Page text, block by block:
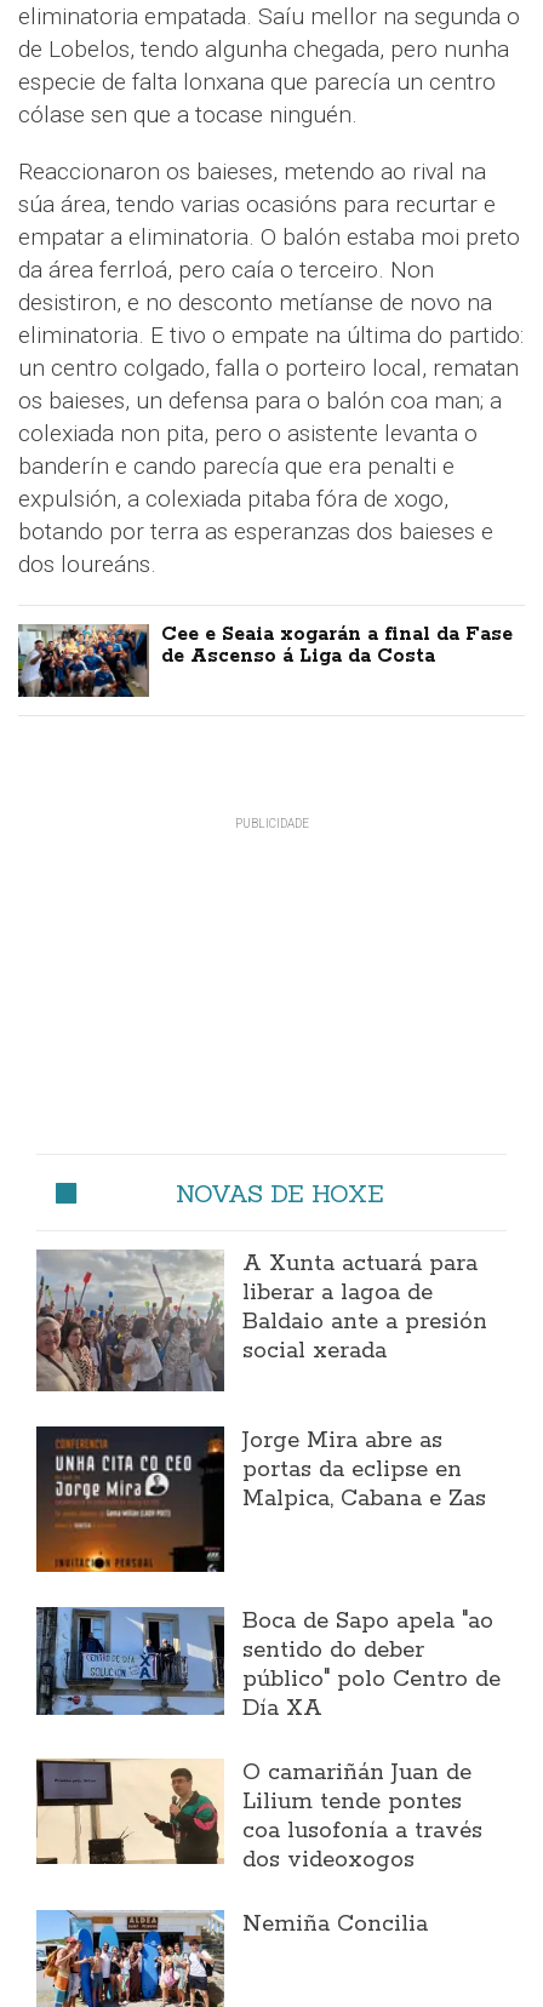
eliminatoria empatada. Saíu mellor na segunda o
de Lobelos, tendo algunha chegada, pero nunha
especie de falta lonxana que parecía un centro
cólase sen que a tocase ninguén.
Reaccionaron os baieses, metendo ao rival na
súa área, tendo varias ocasións para recurtar e
empatar a eliminatoria. O balón estaba moi preto
da área ferrloá, pero caía o terceiro. Non
desistiron, e no desconto metíanse de novo na
eliminatoria. E tivo o empate na última do partido:
un centro colgado, falla o porteiro local, rematan
os baieses, un defensa para o balón coa man; a
colexiada non pita, pero o asistente levanta o
banderín e cando parecía que era penalti e
expulsión, a colexiada pitaba fóra de xogo,
botando por terra as esperanzas dos baieses e
dos loureáns.
Cee e Seaia xogarán a final da Fase
de Ascenso á Liga da Costa
NOVAS DE HOXE
A Xunta actuará para
liberar a lagoa de
Baldaio ante a presión
social xerada
Jorge Mira abre as
portas da eclipse en
Malpica, Cabana e Zas
Boca de Sapo apela "ao
sentido do deber
público" polo Centro de
Día XA
O camariñán Juan de
Lilium tende pontes
coa lusofonía a través
dos videoxogos
Nemiña Concilia